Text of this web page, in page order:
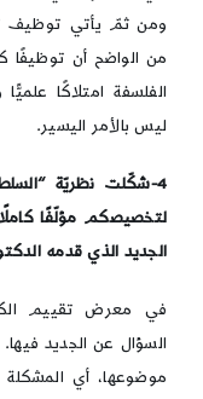
ومن ثمّ يأتي توظيف
من الواضح أن توظيفًا
الفلسفة امتلاكًا
ليس بالأمر اليسير.
4-شكّلت نظريّة
لتخصيصكم مؤلّفًا
الجديد الذي قدمه
في معرض تقييم
السؤال عن الجديد
موضوعها، أي المشكلة